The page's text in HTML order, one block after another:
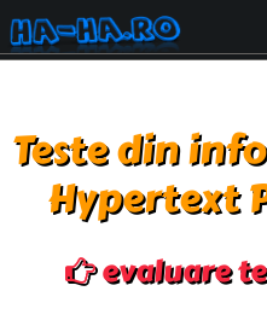
Teste din
Hypertext
evaluare